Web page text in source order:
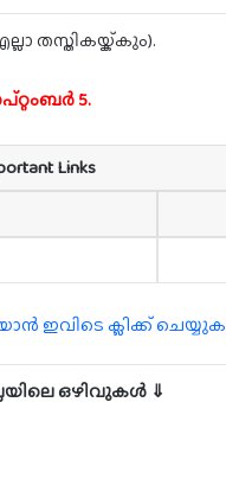
തസ്തികയ്ക്കും).
5.
Links
ഇവിടെ ക്ലിക്ക് ചെയ്യുക
ഒഴിവുകൾ ⇓